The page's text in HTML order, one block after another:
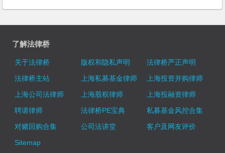
了解法律桥
关于法律桥 版权和隐私声明
法律桥严正声明
法律桥主站
上海私募基金律师
上海投资并购律师
上海公司法律师
上海股权律师
上海投融资律师
聘请律师
法律桥PE宝典
私募基金风控合集
对赌回购合集
公司法讲堂
客户及网友评价
Sitemap